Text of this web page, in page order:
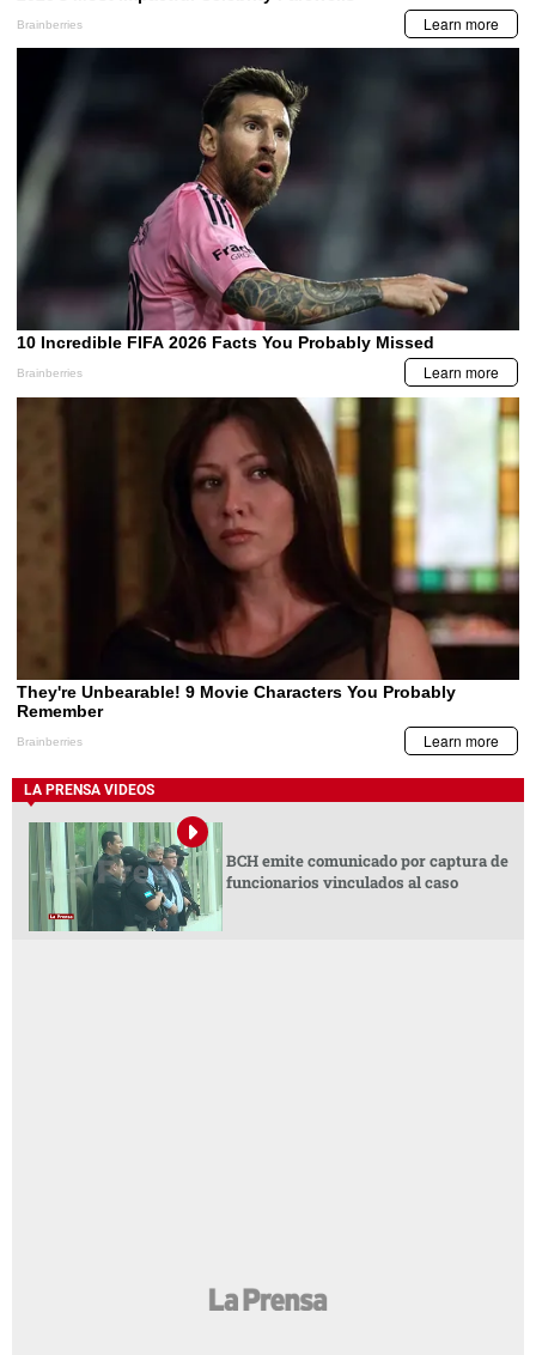
LA PRENSA VIDEOS
BCH emite comunicado por captura de
funcionarios vinculados al caso